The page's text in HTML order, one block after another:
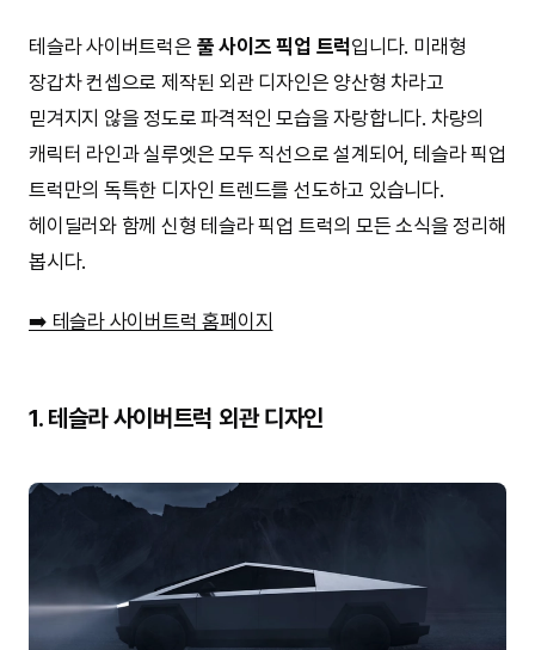
테슬라 사이버트럭은 풀 사이즈 픽업 트럭입니다. 미래형
장갑차 컨셉으로 제작된 외관 디자인은 양산형 차라고
믿겨지지 않을 정도로 파격적인 모습을 자랑합니다. 차량의
캐릭터 라인과 실루엣은 모두 직선으로 설계되어, 테슬라 픽업
트럭만의 독특한 디자인 트렌드를 선도하고 있습니다.
헤이딜러와 함께 신형 테슬라 픽업 트럭의 모든 소식을 정리해
봅시다.
➡️ 테슬라 사이버트럭 홈페이지
1. 테슬라 사이버트럭 외관 디자인